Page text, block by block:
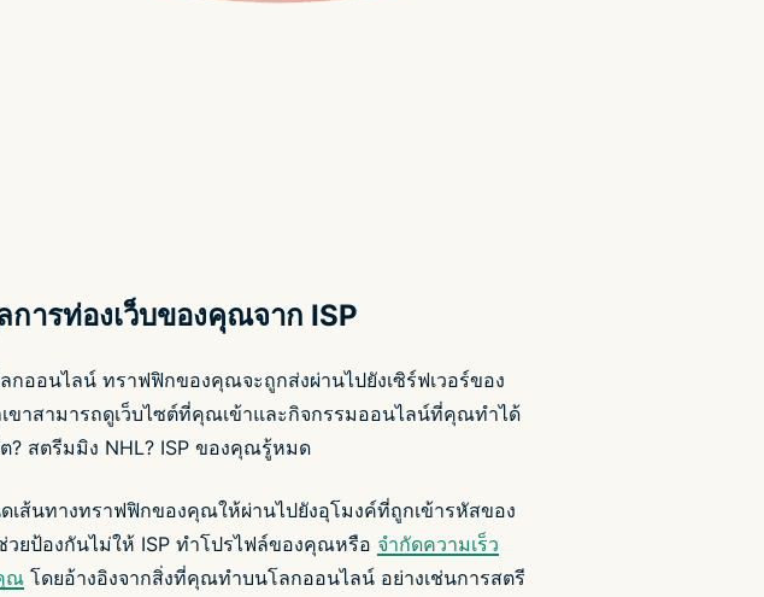
ารท่องเว็บของคุณจาก ISP
กออนไลน์ ทราฟฟิกของคุณจะถูกส่งผ่านไปยังเซิร์ฟเวอร์ของ
เขาสามารถดูเว็บไซต์ที่คุณเข้าและกิจกรรมออนไลน์ที่คุณทำได้
? สตรีมมิง NHL? ISP ของคุณรู้หมด
เส้นทางทราฟฟิกของคุณให้ผ่านไปยังอุโมงค์ที่ถูกเข้ารหัสของ
วยป้องกันไม่ให้ ISP ทำโปรไฟล์ของคุณหรือ จำกัดความเร็ว
ณ โดยอ้างอิงจากสิ่งที่คุณทำบนโลกออนไลน์ อย่างเช่นการสตรี